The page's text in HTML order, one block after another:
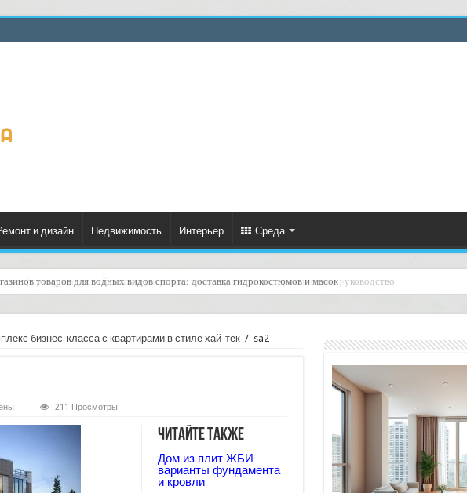
и дизайн Недвижимость Интерьер Среда
формирование рейтинга курьеров по качеству доставок: практическое руководство
бизнес-класса с квартирами в стиле хай-тек / sa2
211 Просмотры
Читайте также
Дом из плит ЖБИ —
варианты фундамента
и кровли